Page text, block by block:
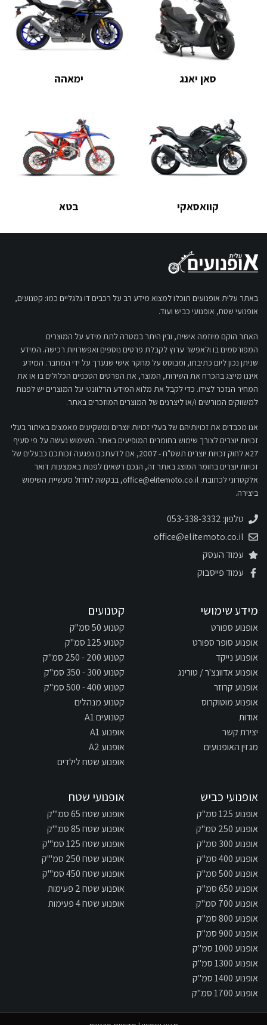
סאן יאנג ימאהה
קוואסאקי בטא
באתר עלית אופנועים תוכלו למצוא מידע רב על רכבים דו גלגליים כמו: קטנועים,
אופנועי שטח, אופנועי כביש ועוד.
האתר הוקם מיוזמה אישית, ובין היתר במטרה לתת מידע על המוצרים
המפורסמים בו ולאפשר ערוץ לקבלת פרטים נוספים ואפשרויות רכישה. המידע
שניתן נכון ליום כתיבתו, ומבוסס על מחקר אישי שנערך על ידי המחבר. המידע
איננו מייצג בהכרח את השירות, המוצר, את הפרטים הטכניים הכלולים בו או את
המחיר הנזכר לצידו. כדי לקבל את מלוא המידע הרלוונטי על המוצרים יש לפנות
למשווקים המורשים ו/או ליצרנים של המוצרים המוזכרים באתר.
אנו מכבדים את זכויותיהם של בעלי זכויות יוצרים ומשקיעים מאמצים באיתור בעלי
זכויות יוצרים לצורך שימוש בחומרים המופיעים באתר. השימוש נעשה על פי סעיף
27א לחוק זכויות יוצרים תשס"ח - 2007, אם לדעתכם נפגעה זכותכם כבעלים של
זכויות יוצרים בחומר המוצג באתר זה, הנכם רשאים לפנות באמצעות דואר
אלקטרוני לכתובת: office@elitemoto.co.il, בבקשה לחדול מעשיית השימוש
ביצירה.
טלפון: 053-338-3332
office@elitemoto.co.il
עמוד העסק
עמוד פייסבוק
מידע שימושי
אופנוע ספורט
אופנוע סופר ספורט
אופנוע נייקד
אופנוע אדוונצ'ר / טורינג
אופנוע קרוזר
אופנוע מוטוקרוס
אודות
יצירת קשר
מגזין האופנועים
קטנועים
קטנוע 50 סמ"ק
קטנוע 125 סמ"ק
קטנוע 200 - 250 סמ"ק
קטנוע 300 - 350 סמ"ק
קטנוע 400 - 500 סמ"ק
קטנוע מנהלים
קטנועים A1
אופנוע A1
אופנוע A2
אופנוע שטח לילדים
אופנועי כביש
אופנוע 125 סמ"ק
אופנוע 250 סמ"ק
אופנוע 300 סמ"ק
אופנוע 400 סמ"ק
אופנוע 500 סמ"ק
אופנוע 650 סמ"ק
אופנוע 700 סמ"ק
אופנוע 800 סמ"ק
אופנוע 900 סמ"ק
אופנוע 1000 סמ"ק
אופנוע 1300 סמ"ק
אופנוע 1400 סמ"ק
אופנוע 1700 סמ"ק
אופנועי שטח
אופנוע שטח 65 סמ"'ק
אופנוע שטח 85 סמ"'ק
אופנוע שטח 125 סמ"'ק
אופנוע שטח 250 סמ"'ק
אופנוע שטח 450 סמ"'ק
אופנוע שטח 2 פעימות
אופנוע שטח 4 פעימות